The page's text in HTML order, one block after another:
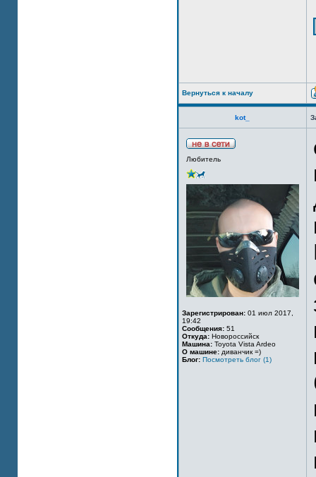
Вернуться к началу
kot_
Любитель
Зарегистрирован: 01 июл 2017,
19:42
Сообщения: 51
Откуда: Новороссийск
Машина: Toyota Vista Ardeo
О машине: диванчик =)
Блог: Посмотреть блог (1)